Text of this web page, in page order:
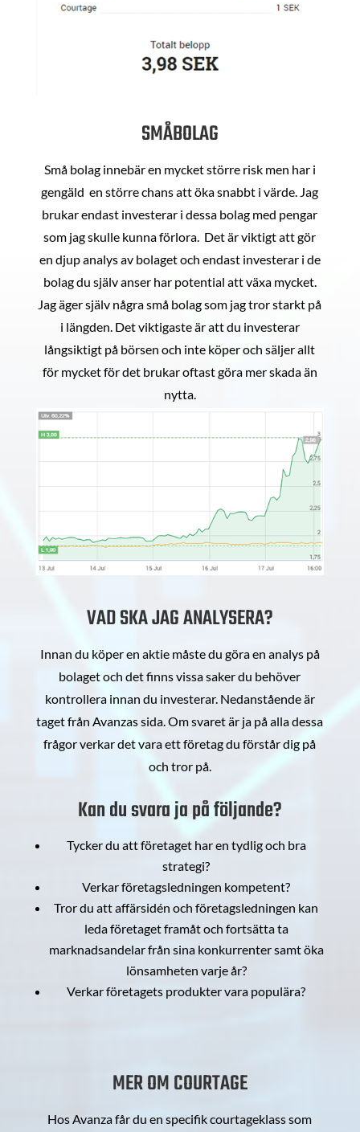
SMÅBOLAG
Små bolag innebär en mycket större risk men har i
gengäld en större chans att öka snabbt i värde. Jag
brukar endast investerar i dessa bolag med pengar
som jag skulle kunna förlora. Det är viktigt att gör
en djup analys av bolaget och endast investerar i de
bolag du själv anser har potential att växa mycket.
Jag äger själv några små bolag som jag tror starkt på
i längden. Det viktigaste är att du investerar
långsiktigt på börsen och inte köper och säljer allt
för mycket för det brukar oftast göra mer skada än
nytta.
VAD SKA JAG ANALYSERA?
Innan du köper en aktie måste du göra en analys på
bolaget och det finns vissa saker du behöver
kontrollera innan du investerar. Nedanstående är
taget från Avanzas sida. Om svaret är ja på alla dessa
frågor verkar det vara ett företag du förstår dig på
och tror på.
Kan du svara ja på följande?
Tycker du att företaget har en tydlig och bra
strategi?
Verkar företagsledningen kompetent?
Tror du att affärsidén och företagsledningen kan
leda företaget framåt och fortsätta ta
marknadsandelar från sina konkurrenter samt öka
lönsamheten varje år?
Verkar företagets produkter vara populära?
MER OM COURTAGE
Hos Avanza får du en specifik courtageklass som